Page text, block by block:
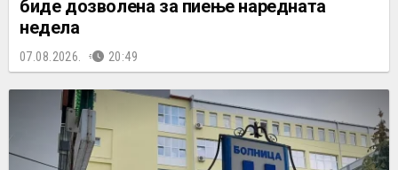
биде дозволена за пиење наредната
недела
07.08.2026. 20:49